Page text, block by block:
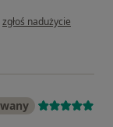
w opinii użytkownika
zgłoś nadużycie